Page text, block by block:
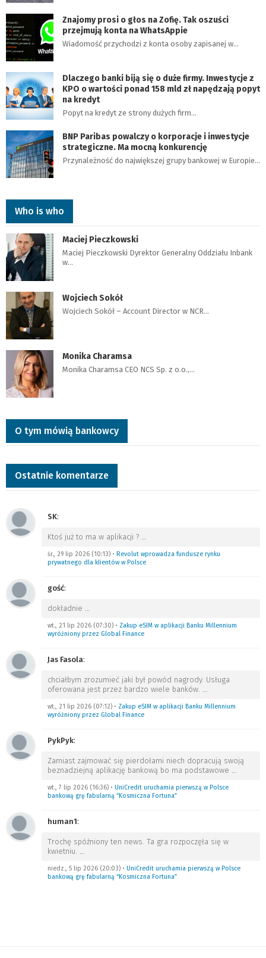
Znajomy prosi o głos na Zofię. Tak oszuści
przejmują konta na WhatsAppie
Wiadomość przychodzi z konta osoby zapisanej w…
Dlaczego banki biją się o duże firmy. Inwestycje z
KPO o wartości ponad 158 mld zł napędzają popyt
na kredyt
Popyt na kredyt ze strony dużych firm…
BNP Paribas powalczy o korporacje i inwestycje
strategiczne. Ma mocną konkurencję
Przynależność do największej grupy bankowej w Europie…
Who is who
Maciej Pieczkowski
Maciej Pieczkowski Dyrektor Generalny Oddziału Inbank
w…
Wojciech Sokół
Wojciech Sokół – Account Director w NCR…
Monika Charamsa
Monika Charamsa CEO NCS Sp. z o.o.,…
O tym mówią bankowcy
Ostatnie komentarze
SK:
Ktoś już to ma w aplikacji ? …
śr., 29 lip 2026 (10:13) • Revolut wprowadza fundusze rynku
prywatnego dla klientów w Polsce
gość:
dokładnie …
wt., 21 lip 2026 (07:30) • Zakup eSIM w aplikacji Banku Millennium
wyróżniony przez Global Finance
Jas Fasola:
chciałbym zrozumieć jaki był powód nagrody. Usługa
oferowana jest przez bardzo wiele banków. …
wt., 21 lip 2026 (07:12) • Zakup eSIM w aplikacji Banku Millennium
wyróżniony przez Global Finance
PykPyk:
Zamiast zajmować się pierdołami niech dopracują swoją
beznadziejną aplikację bankową bo ma podstawowe …
wt., 7 lip 2026 (16:36) • UniCredit uruchamia pierwszą w Polsce
bankową grę fabularną “Kosmiczna Fortuna”
human1:
Trochę spóźniony ten news. Ta gra rozpoczęła się w
kwietniu. …
niedz., 5 lip 2026 (20:03) • UniCredit uruchamia pierwszą w Polsce
bankową grę fabularną “Kosmiczna Fortuna”